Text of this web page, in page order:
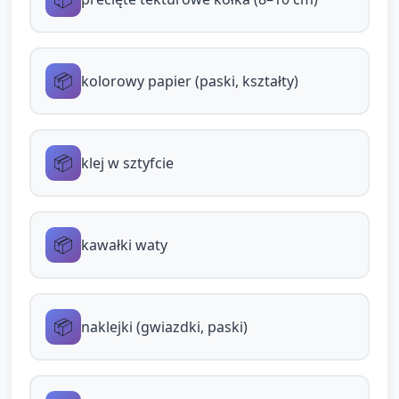
kółko (klej w sztyfcie, łatwy do użycia).
kawałków waty na klej (ćwiczenie chwytu
pasków do dorysowania — dziecko może też
Opiekun pomaga przy przyklejaniu sznurka
📦 kolorowy papier (paski, kształty)
📦 klej w sztyfcie
📦 kawałki waty
📦 naklejki (gwiazdki, paski)